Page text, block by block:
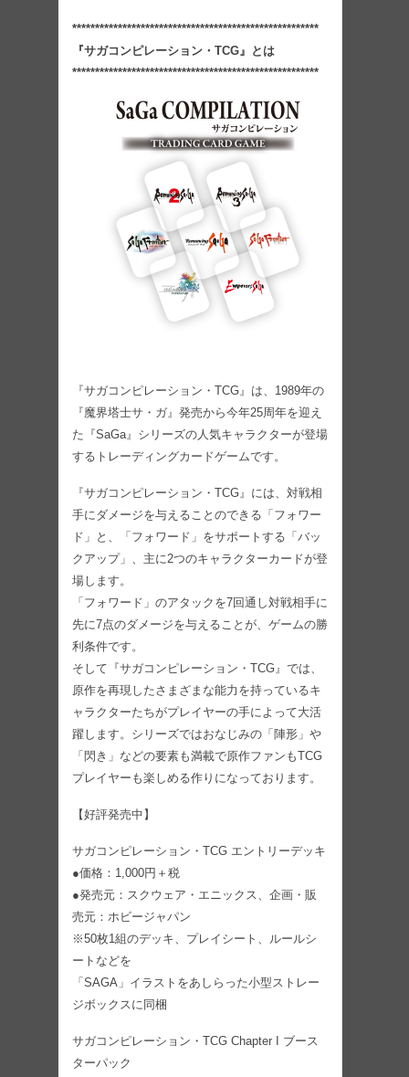
******************************************************
『サガコンピレーション・TCG』とは
******************************************************
『サガコンピレーション・TCG』は、1989年の
『魔界塔士サ・ガ』発売から今年25周年を迎え
た『SaGa』シリーズの人気キャラクターが登場
するトレーディングカードゲームです。
『サガコンピレーション・TCG』には、対戦相
手にダメージを与えることのできる「フォワー
ド」と、「フォワード」をサポートする「バッ
クアップ」、主に2つのキャラクターカードが登
場します。
「フォワード」のアタックを7回通し対戦相手に
先に7点のダメージを与えることが、ゲームの勝
利条件です。
そして『サガコンピレーション・TCG』では、
原作を再現したさまざまな能力を持っているキ
ャラクターたちがプレイヤーの手によって大活
躍します。シリーズではおなじみの「陣形」や
「閃き」などの要素も満載で原作ファンもTCG
プレイヤーも楽しめる作りになっております。
【好評発売中】
サガコンピレーション・TCG エントリーデッキ
●価格：1,000円＋税
●発売元：スクウェア・エニックス、企画・販
売元：ホビージャパン
※50枚1組のデッキ、プレイシート、ルールシ
ートなどを
「SAGA」イラストをあしらった小型ストレー
ジボックスに同梱
サガコンピレーション・TCG Chapter I ブース
ターパック